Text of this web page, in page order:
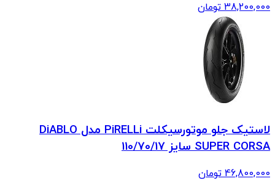
38,200,000 تومان
لاستیک جلو موتورسیکلت PiRELLi مدل DiABLO
SUPER CORSA سایز 110/70/17
46,800,000 تومان